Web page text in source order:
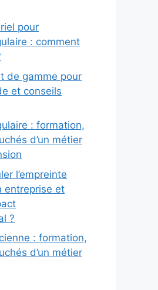
pour
: comment
de gamme pour
et conseils
: formation,
d’un métier
l’empreinte
entreprise et
?
: formation,
d’un métier